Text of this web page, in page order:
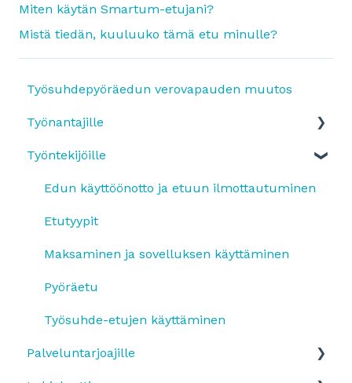
Miten käytän Smartum-etujani?
Mistä tiedän, kuuluuko tämä etu minulle?
Työsuhdepyöräedun verovapauden muutos
Työnantajille
Yleistä
SmartumPlus
SmartumPlus: laskutus ja raportit
Smartum Saldo
Pyöräetu
Etujen käyttö
OmaLahjakortti
Työntekijöille
Edun käyttöönotto ja etuun ilmottautuminen
Etutyypit
Maksaminen ja sovelluksen käyttäminen
Pyöräetu
Työsuhde-etujen käyttäminen
Palveluntarjoajille